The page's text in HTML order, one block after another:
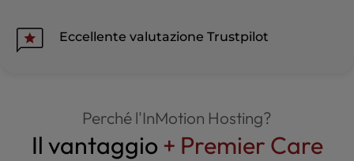
Eccellente valutazione Trustpilot
Perché l'InMotion Hosting?
Il vantaggio + Premier Care